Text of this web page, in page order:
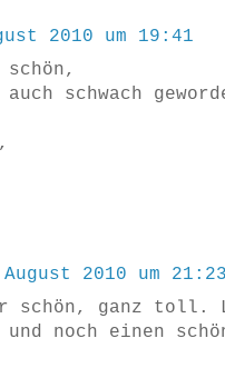
2010 um 19:41
schwach
2010 um 21:23
schön, ganz toll.
und noch einen